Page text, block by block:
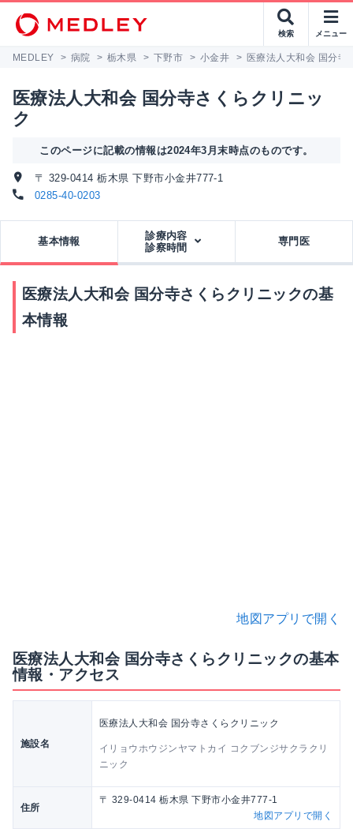
検索 メニュー
MEDLEY > 病院 > 栃木県 > 下野市 > 小金井 > 医療法人大和会 国分寺
医療法人大和会 国分寺さくらクリニッ
ク
このページに記載の情報は2024年3月末時点のものです。
〒 329-0414 栃木県 下野市小金井777-1
0285-40-0203
基本情報
診療内容
診察時間
専門医
医療法人大和会 国分寺さくらクリニックの基
本情報
地図アプリで開く
医療法人大和会 国分寺さくらクリニックの基本
情報・アクセス
施設名
医療法人大和会 国分寺さくらクリニック
イリョウホウジンヤマトカイ コクブンジサクラクリ
ニック
住所
〒 329-0414 栃木県 下野市小金井777-1
地図アプリで開く